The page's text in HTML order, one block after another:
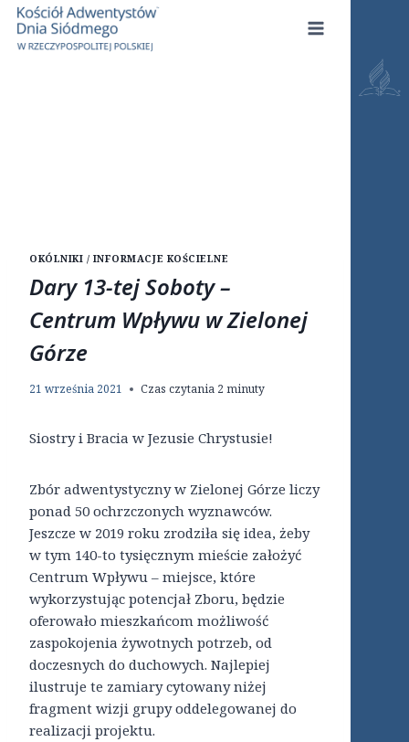
Przejdź
treści
OKÓLNIKI / INFORMACJE KOŚCIELNE
Dary 13-tej Soboty –
Centrum Wpływu w Zielonej
Górze
21 września 2021 Czas czytania 2 minuty
Siostry i Bracia w Jezusie Chrystusie!
Zbór adwentystyczny w Zielonej Górze liczy
ponad 50 ochrzczonych wyznawców.
Jeszcze w 2019 roku zrodziła się idea, żeby
w tym 140-to tysięcznym mieście założyć
Centrum Wpływu – miejsce, które
wykorzystując potencjał Zboru, będzie
oferowało mieszkańcom możliwość
zaspokojenia żywotnych potrzeb, od
doczesnych do duchowych. Najlepiej
ilustruje te zamiary cytowany niżej
fragment wizji grupy oddelegowanej do
realizacji projektu.